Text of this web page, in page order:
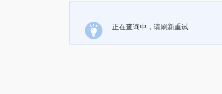
正在查询中，请刷新重试